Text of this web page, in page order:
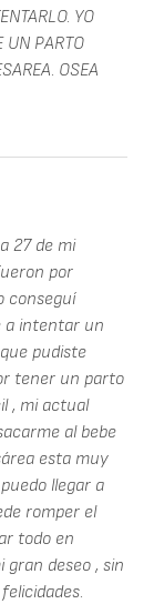
YO
UN PARTO
OSEA
27 de mi
por
conseguí
a intentar un
pudiste
tener un parto
, mi actual
al bebe
esta muy
llegar a
romper el
todo en
gran deseo , sin